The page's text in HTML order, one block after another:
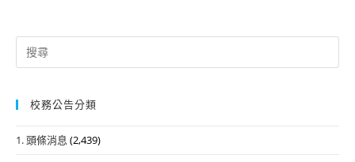
Search
for:
校務公告分類
1. 頭條消息 (2,439)